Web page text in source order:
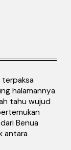
terpaksa
halamannya
tahu wujud
Benua
antara